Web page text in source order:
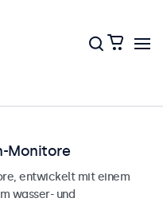
Monitore
entwickelt mit einem
wasser- und